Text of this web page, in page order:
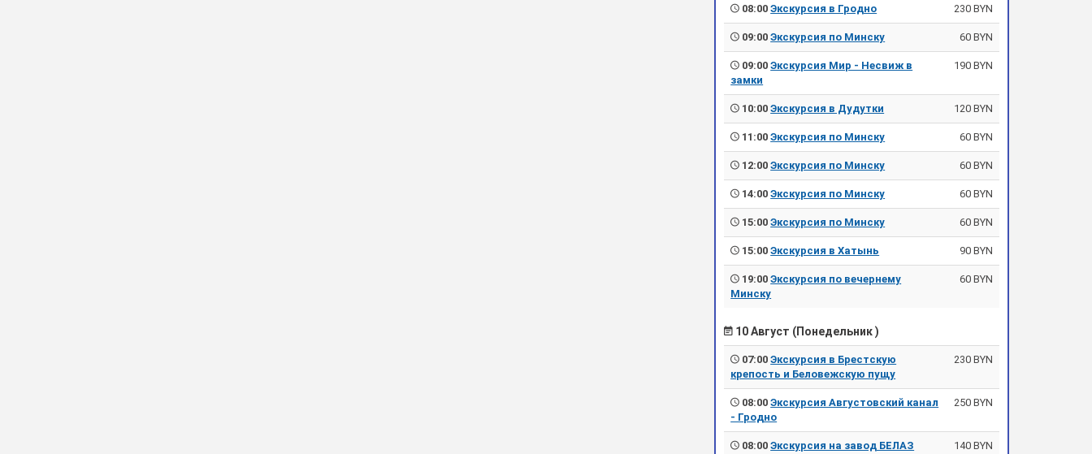
08:00Экскурсия в Гродно 230 BYN
09:00Экскурсия по Минску 60 BYN
09:00Экскурсия Мир - Несвиж в
замки
190 BYN
10:00Экскурсия в Дудутки 120 BYN
11:00Экскурсия по Минску 60 BYN
12:00Экскурсия по Минску 60 BYN
14:00Экскурсия по Минску 60 BYN
15:00Экскурсия по Минску 60 BYN
15:00Экскурсия в Хатынь 90 BYN
19:00Экскурсия по вечернему
Минску
60 BYN
10 Август (Понедельник )
07:00Экскурсия в Брестскую
крепость и Беловежскую пущу
230 BYN
08:00Экскурсия Августовский канал
- Гродно
250 BYN
08:00Экскурсия на завод БЕЛАЗ 140 BYN